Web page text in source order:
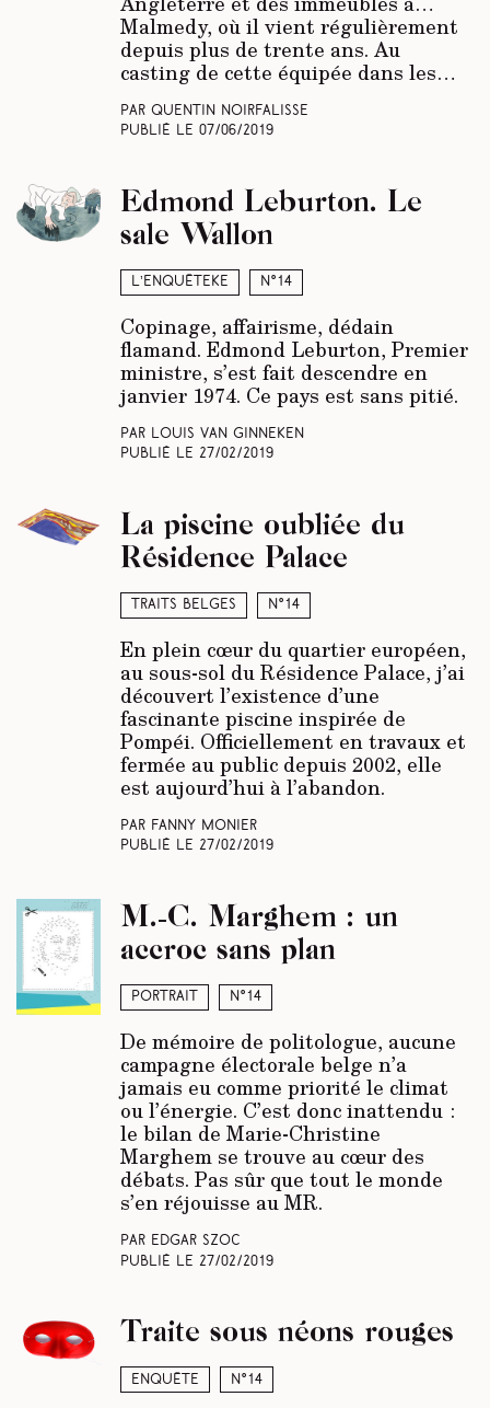
Malmedy, où il vient régulièrement
depuis plus de trente ans. Au
casting de cette équipée dans les…
Par Quentin Noirfalisse
Publié le 07/06/2019
L’enquêteke N°14
Edmond Leburton. Le
sale Wallon
Copinage, affairisme, dédain
flamand. Edmond Leburton, Premier
ministre, s’est fait descendre en
janvier 1974. Ce pays est sans pitié.
Par Louis Van Ginneken
Publié le 27/02/2019
Traits belges N°14
La piscine oubliée du
Résidence Palace
En plein cœur du quartier européen,
au sous-sol du Résidence Palace, j’ai
découvert l’existence d’une
fascinante piscine inspirée de
Pompéi. Officiellement en travaux et
fermée au public depuis 2002, elle
est aujourd’hui à l’abandon.
Par Fanny Monier
Publié le 27/02/2019
Portrait N°14
M.-C. Marghem : un
accroc sans plan
De mémoire de politologue, aucune
campagne électorale belge n’a
jamais eu comme priorité le climat
ou l’énergie. C’est donc inattendu :
le bilan de Marie-Christine
Marghem se trouve au cœur des
débats. Pas sûr que tout le monde
s’en réjouisse au MR.
Par Edgar Szoc
Publié le 27/02/2019
Enquête N°14
Traite sous néons rouges